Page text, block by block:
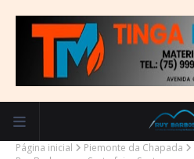
Página inicial Piemonte da Chapada